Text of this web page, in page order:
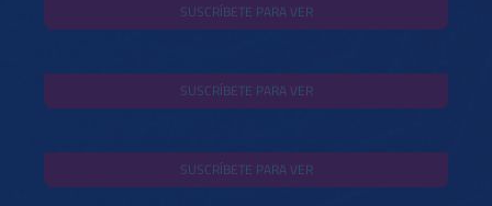
SUSCRÍBETE PARA VER
SUSCRÍBETE PARA VER
SUSCRÍBETE PARA VER